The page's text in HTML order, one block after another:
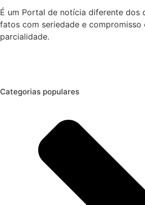
É um Portal de notícia diferente dos
fatos com seriedade e compromisso
parcialidade.
Categorias populares